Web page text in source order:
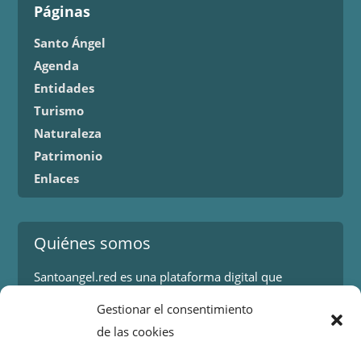
Gestionar el consentimiento
de las cookies
Páginas
Santo Ángel
Agenda
Entidades
Turismo
Naturaleza
Patrimonio
Enlaces
Quiénes somos
Santoangel.red es una plataforma digital que